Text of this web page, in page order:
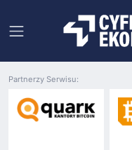
Partnerzy Serwisu: